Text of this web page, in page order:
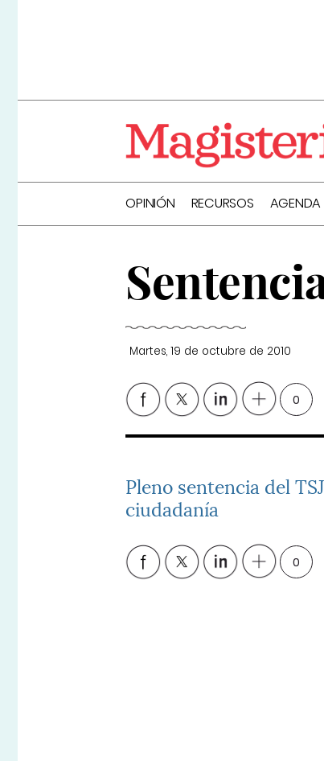
OPINIÓN RECURSOS AGENDA
Martes, 19 de octubre de 2010
0
Pleno sentencia del
ciudadanía
0